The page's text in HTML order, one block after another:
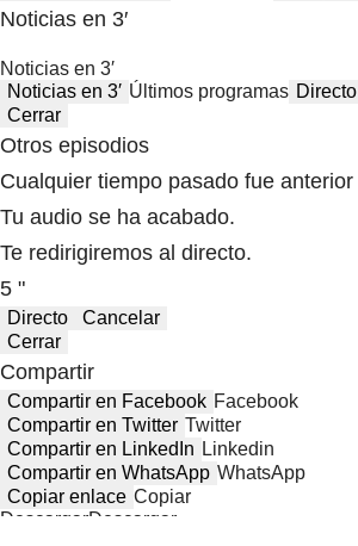
Noticias en 3′
Noticias en 3′
Noticias en 3′ Últimos programas Directo
Cerrar
Otros episodios
Cualquier tiempo pasado fue anterior
Tu audio se ha acabado.
Te redirigiremos al directo.
5 "
Directo
Cancelar
Cerrar
Compartir
Compartir en Facebook Facebook
Compartir en Twitter Twitter
Compartir en LinkedIn Linkedin
Compartir en WhatsApp WhatsApp
Copiar enlace Copiar
DescargarDescargar